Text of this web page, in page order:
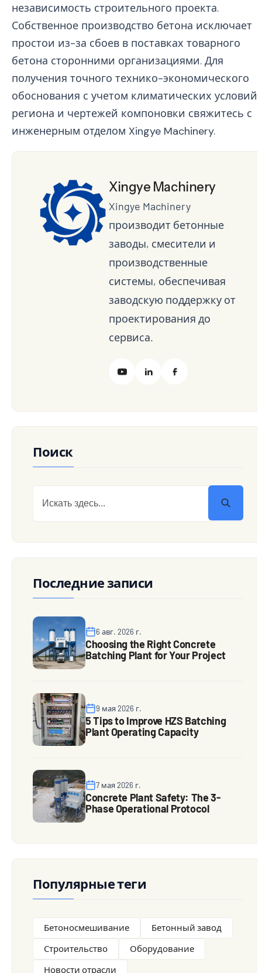
независимость строительного проекта.
Собственное производство бетона исключает
простои из-за сбоев в поставках товарного
бетона сторонними организациями. Для
получения точного технико-экономического
обоснования с учетом климатических условий
региона и чертежей компоновки свяжитесь с
инженерным отделом Xingye Machinery.
Xingye Machinery
Xingye Machinery
производит бетонные
заводы, смесители и
производственные
системы, обеспечивая
заводскую поддержку от
проектирования до
сервиса.
Поиск
Последние записи
6 авг. 2026 г.
Choosing the Right Concrete
Batching Plant for Your Project
9 мая 2026 г.
5 Tips to Improve HZS Batching
Plant Operating Capacity
7 мая 2026 г.
Concrete Plant Safety: The 3-
Phase Operational Protocol
Популярные теги
Бетоносмешивание
Бетонный завод
Строительство
Оборудование
Новости отрасли